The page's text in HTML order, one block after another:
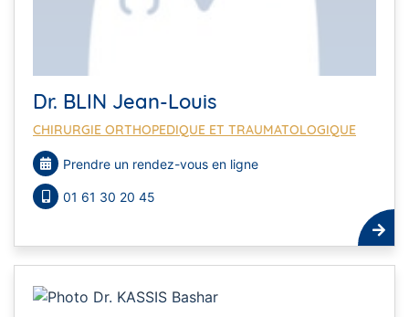
Dr. BLIN Jean-Louis
CHIRURGIE ORTHOPEDIQUE ET TRAUMATOLOGIQUE
Prendre un rendez-vous en ligne
01 61 30 20 45